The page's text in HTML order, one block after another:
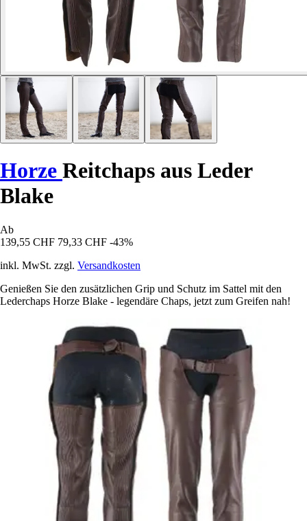
Horze Reitchaps aus Leder
Blake
Ab
139,55 CHF 79,33 CHF -43%
inkl. MwSt. zzgl. Versandkosten
Genießen Sie den zusätzlichen Grip und Schutz im Sattel mit den
Lederchaps Horze Blake - legendäre Chaps, jetzt zum Greifen nah!